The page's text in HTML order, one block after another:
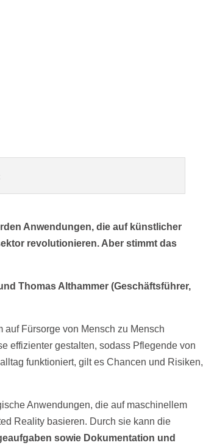
Anwendungen, die auf künstlicher
revolutionieren. Aber stimmt das
Thomas Althammer(Geschäftsführer,
Fürsorge von Mensch zu Mensch
effizienter gestalten, sodass Pflegende von
funktioniert, gilt es Chancen und Risiken,
Anwendungen, die auf maschinellem
Reality basieren. Durch sie kann die
sowie Dokumentation und